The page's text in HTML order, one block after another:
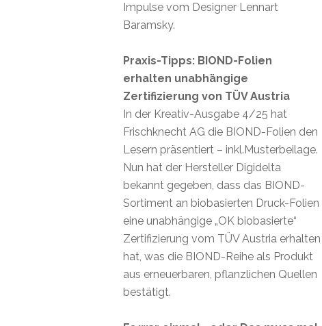
Impulse vom Designer Lennart
Baramsky.
Praxis-Tipps: BIOND-Folien
erhalten unabhängige
Zertifizierung von TÜV Austria
In der Kreativ-Ausgabe 4/25 hat
Frischknecht AG die BIOND-Folien den
Lesern präsentiert – inkl.Musterbeilage.
Nun hat der Hersteller Digidelta
bekannt gegeben, dass das BIOND-
Sortiment an biobasierten Druck-Folien
eine unabhängige „OK biobasierte“
Zertifizierung vom TÜV Austria erhalten
hat, was die BIOND-Reihe als Produkt
aus erneuerbaren, pflanzlichen Quellen
bestätigt.